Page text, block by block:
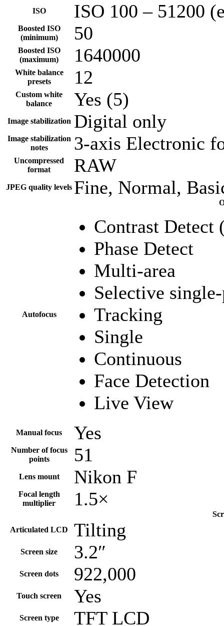
ISO ISO 100 – 51200
Boosted ISO
(minimum)
50
Boosted ISO
(maximum)
1640000
White balance
presets
12
Custom white
balance
Yes (5)
Image stabilization Digital only
Image stabilization
notes
3-axis Electronic
Uncompressed
format
RAW
JPEG quality levels Fine, Normal,
Autofocus
Contrast Detect
Phase Detect
Multi-area
Selective
Tracking
Single
Continuous
Face Detection
Live View
Manual focus Yes
Number of focus
points
51
Lens mount Nikon F
Focal length
multiplier
1.5×
Articulated LCD
Tilting
Screen size 3.2″
Screen dots 922,000
Touch screen Yes
Screen type TFT LCD